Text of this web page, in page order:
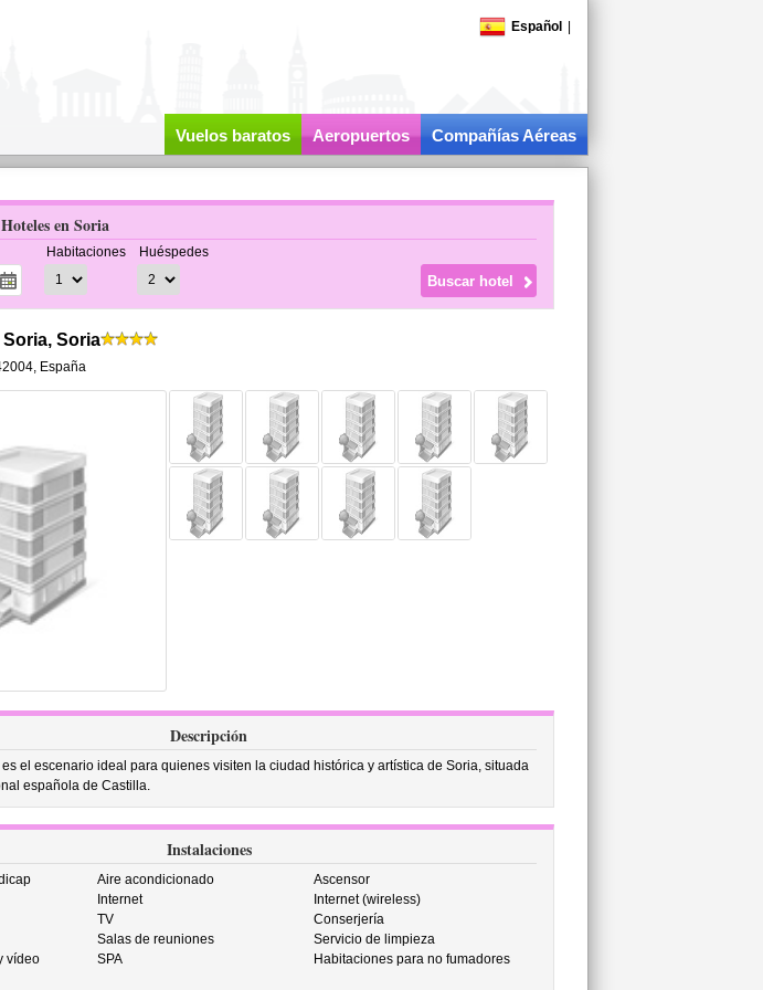
Español
Vuelos baratos Aeropuertos Compañías Aéreas
en Soria
Habitaciones Huéspedes
Soria
España
Descripción
el escenario ideal para quienes visiten la ciudad histórica y artística de Soria, situada
española de Castilla.
Instalaciones
Aire acondicionado
Ascensor
Internet
Internet (wireless)
TV
Conserjería
Salas de reuniones
Servicio de limpieza
vídeo
SPA
Habitaciones para no fumadores